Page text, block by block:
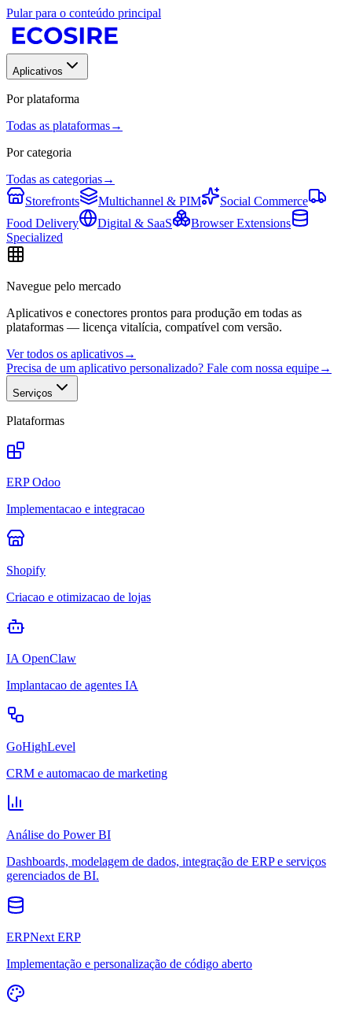
Pular para o conteúdo principal
Aplicativos
Por plataforma
Todas as plataformas→
Por categoria
Todas as categorias→
Storefronts
Multichannel & PIM
Social Commerce
Food Delivery
Digital & SaaS
Browser Extensions
Specialized
Navegue pelo mercado
Aplicativos e conectores prontos para produção em todas as
plataformas — licença vitalícia, compatível com versão.
Ver todos os aplicativos→
Precisa de um aplicativo personalizado? Fale com nossa equipe→
Serviços
Plataformas
ERP Odoo
Implementacao e integracao
Shopify
Criacao e otimizacao de lojas
IA OpenClaw
Implantacao de agentes IA
GoHighLevel
CRM e automacao de marketing
Análise do Power BI
Dashboards, modelagem de dados, integração de ERP e serviços
gerenciados de BI.
ERPNext ERP
Implementação e personalização de código aberto